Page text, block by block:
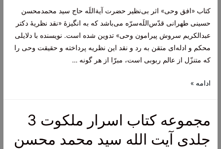
طهرانی
کتاب «افق وحی» اثر بی‌نظیر حضرت آیة‌اللَه حاج سید محمدمحسن
حسینی طهرانی قدّس‌اللَه‌سرّه می‌باشد که به انگیزۀ «نقد نظریۀ دکتر
عبدالکریم سروش پیرامون وحی» تدوین شده است. نویسنده با دلایلی
محکم و ادله‌ای متقن به رد و نقد این نظریه پرداخته و حقیقت وحی را
که متنزّل از عالم ربوبی است، مبرّا از هر گونه …
کتاب
–
نظريه
ادامه »
مجموعه کتاب اسرار ملکوت 3
جلدی آیت الله سید محمد محسن